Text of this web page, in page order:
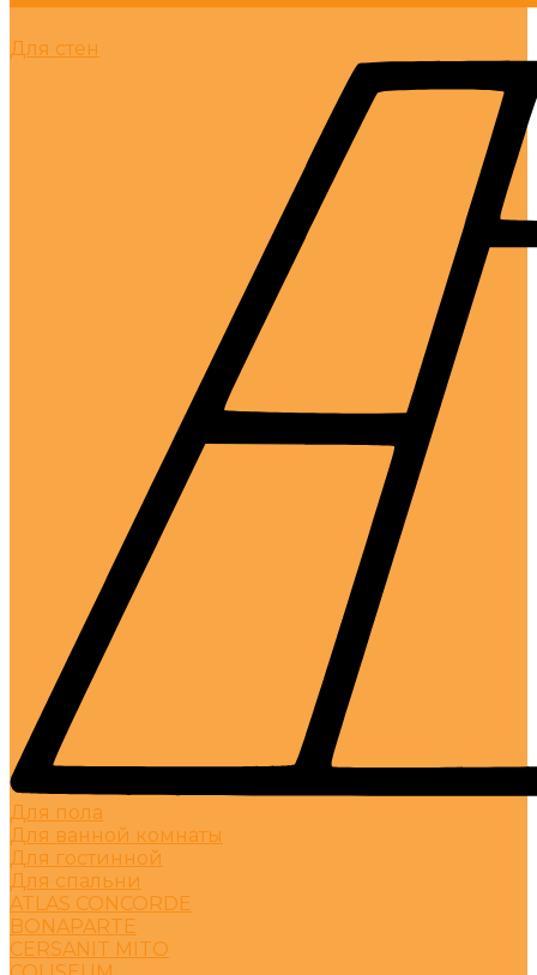
Для стен
Для пола
Для ванной комнаты
Для гостинной
Для спальни
ATLAS CONCORDE
BONAPARTE
CERSANIT MITO